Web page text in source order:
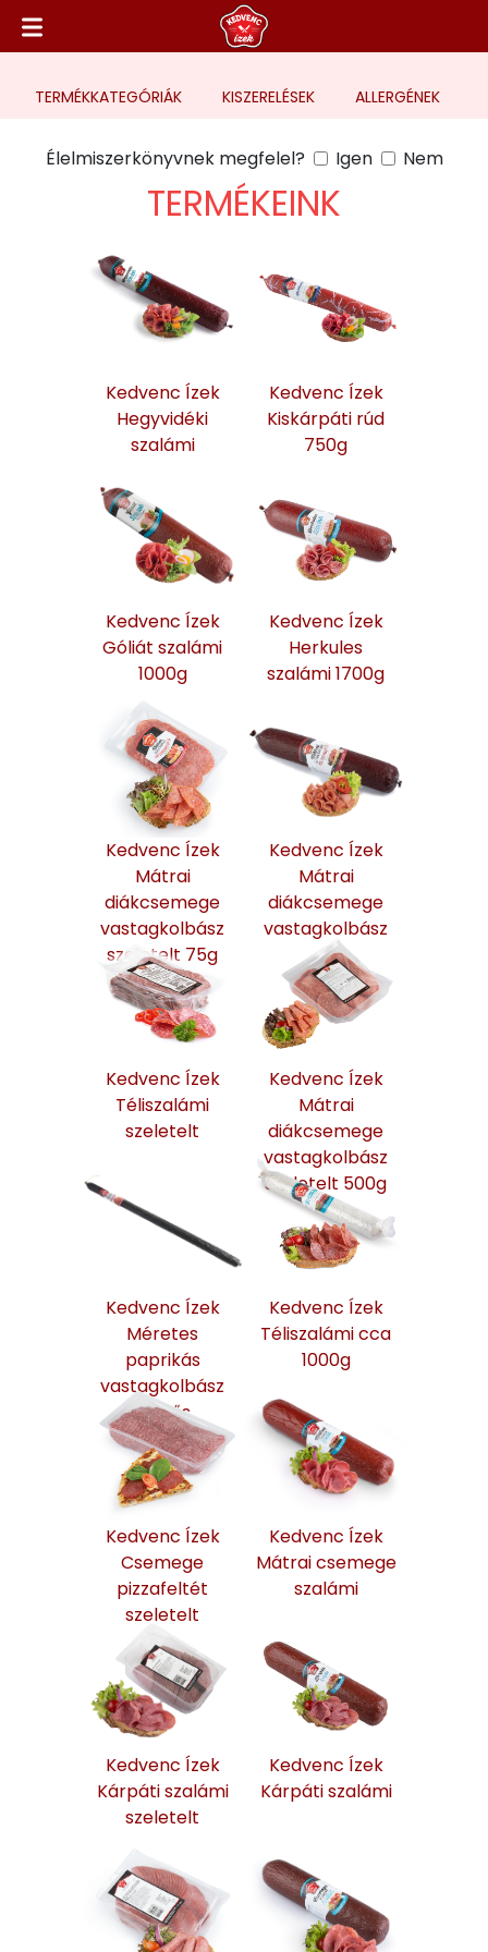
TERMÉKKATEGÓRIÁK KISZERELÉSEK ALLERGÉNEK
Élelmiszerkönyvnek megfelel? Igen Nem
TERMÉKEINK
Kedvenc Ízek
Hegyvidéki
szalámi
Kedvenc Ízek
Kiskárpáti rúd
750g
Kedvenc Ízek
Góliát szalámi
1000g
Kedvenc Ízek
Herkules
szalámi 1700g
Kedvenc Ízek
Mátrai
diákcsemege
vastagkolbász
szeletelt 75g
Kedvenc Ízek
Mátrai
diákcsemege
vastagkolbász
Kedvenc Ízek
Téliszalámi
szeletelt
Kedvenc Ízek
Mátrai
diákcsemege
vastagkolbász
szeletelt 500g
Kedvenc Ízek
Méretes
paprikás
vastagkolbász
csípős
Kedvenc Ízek
Téliszalámi cca
1000g
Kedvenc Ízek
Csemege
pizzafeltét
szeletelt
Kedvenc Ízek
Mátrai csemege
szalámi
Kedvenc Ízek
Kárpáti szalámi
szeletelt
Kedvenc Ízek
Kárpáti szalámi